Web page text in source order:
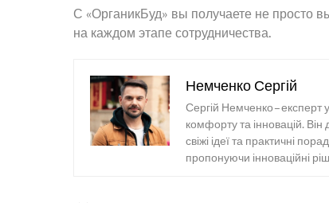
С «ОрганикБуд» вы получаете не просто
на каждом этапе сотрудничества.
Немченко Сергій
Сергій Немченко – експерт
комфорту та інновацій.
свіжі ідеї та практичні
пропонуючи інноваційні